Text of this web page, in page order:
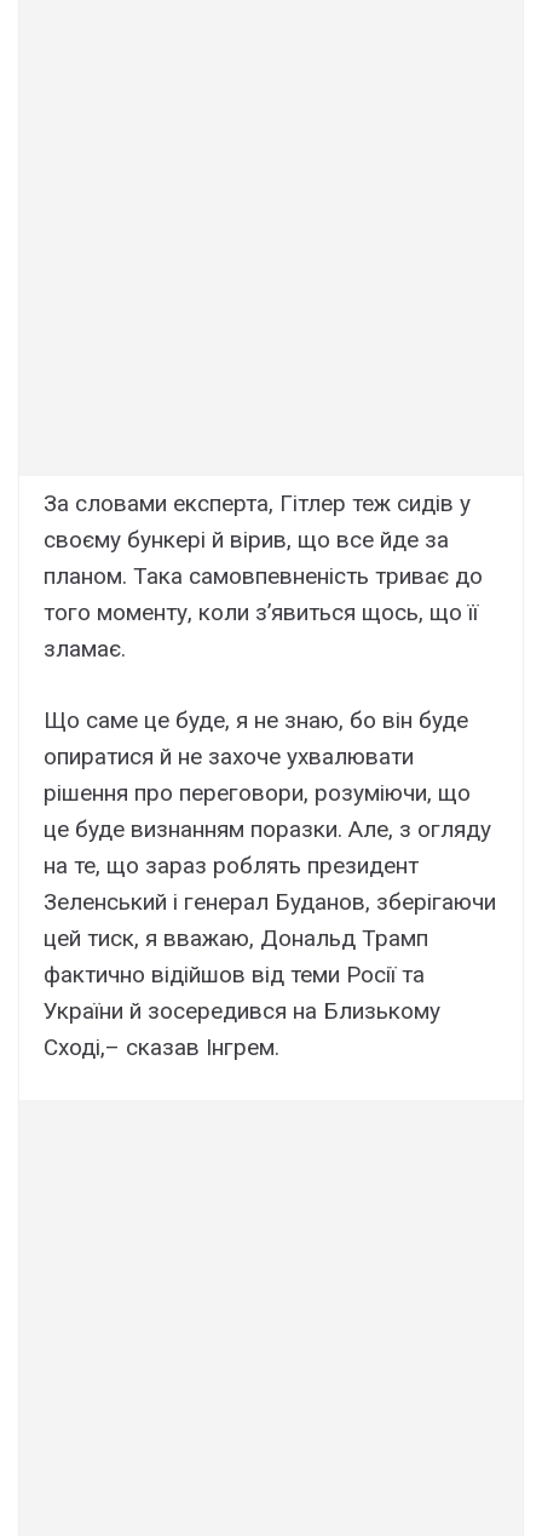
За словами експерта, Гітлер теж сидів у
своєму бункері й вірив, що все йде за
планом. Така самовпевненість триває до
того моменту, коли з’явиться щось, що її
зламає.
Що саме це буде, я не знаю, бо він буде
опиратися й не захоче ухвалювати
рішення про переговори, розуміючи, що
це буде визнанням поразки. Але, з огляду
на те, що зараз роблять президент
Зеленський і генерал Буданов, зберігаючи
цей тиск, я вважаю, Дональд Трамп
фактично відійшов від теми Росії та
України й зосередився на Близькому
Сході,– сказав Інгрем.